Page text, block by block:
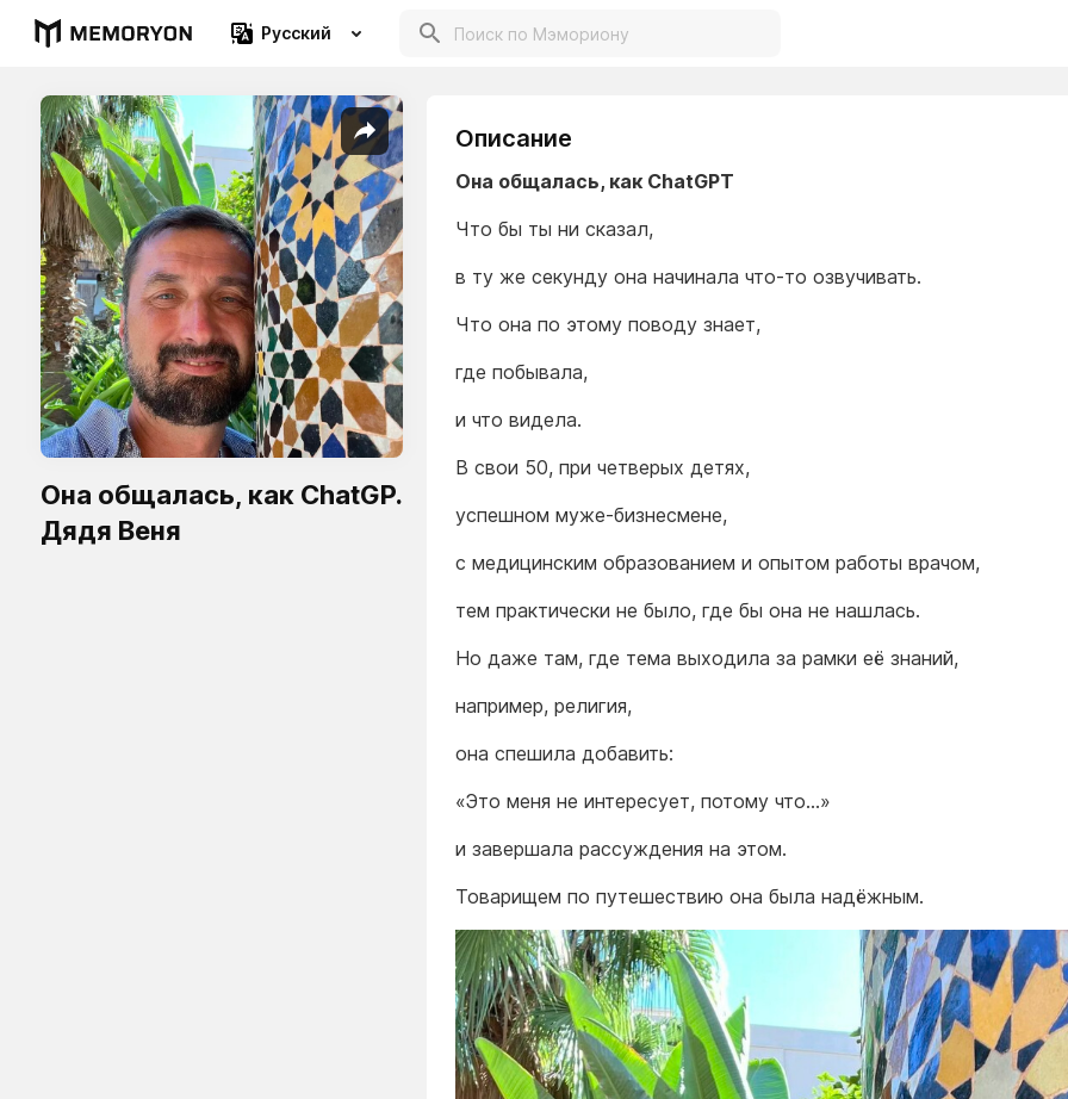
Русский
Она общалась, как ChatGP.
Дядя Веня
Описание
Она общалась, как ChatGPT
Что бы ты ни сказал,
в ту же секунду она начинала что-то озвучивать.
Что она по этому поводу знает,
где побывала,
и что видела.
В свои 50, при четверых детях,
успешном муже-бизнесмене,
с медицинским образованием и опытом работы врачом,
тем практически не было, где бы она не нашлась.
Но даже там, где тема выходила за рамки её знаний,
например, религия,
она спешила добавить:
«Это меня не интересует, потому что…»
и завершала рассуждения на этом.
Товарищем по путешествию она была надёжным.